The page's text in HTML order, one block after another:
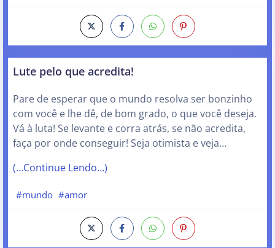
Lute pelo que acredita!
Pare de esperar que o mundo resolva ser bonzinho
com você e lhe dê, de bom grado, o que você deseja.
Vá à luta! Se levante e corra atrás, se não acredita,
faça por onde conseguir! Seja otimista e veja…
(…Continue Lendo…)
#mundo #amor